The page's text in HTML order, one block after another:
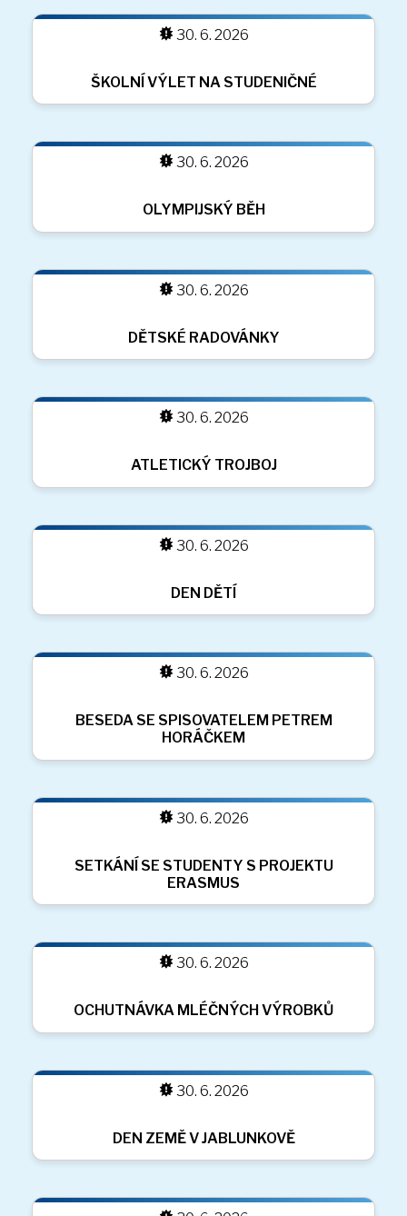
30. 6. 2026
ŠKOLNÍ VÝLET NA STUDENIČNÉ
30. 6. 2026
OLYMPIJSKÝ BĚH
30. 6. 2026
DĚTSKÉ RADOVÁNKY
30. 6. 2026
ATLETICKÝ TROJBOJ
30. 6. 2026
DEN DĚTÍ
30. 6. 2026
BESEDA SE SPISOVATELEM PETREM
30. 6. 2026
30. 6. 2026
30. 6. 2026